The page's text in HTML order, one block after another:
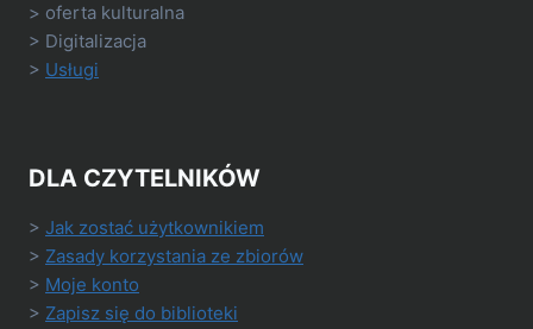
> oferta kulturalna
> Digitalizacja
> Usługi
DLA CZYTELNIKÓW
> Jak zostać użytkownikiem
> Zasady korzystania ze zbiorów
> Moje konto
> Zapisz się do biblioteki